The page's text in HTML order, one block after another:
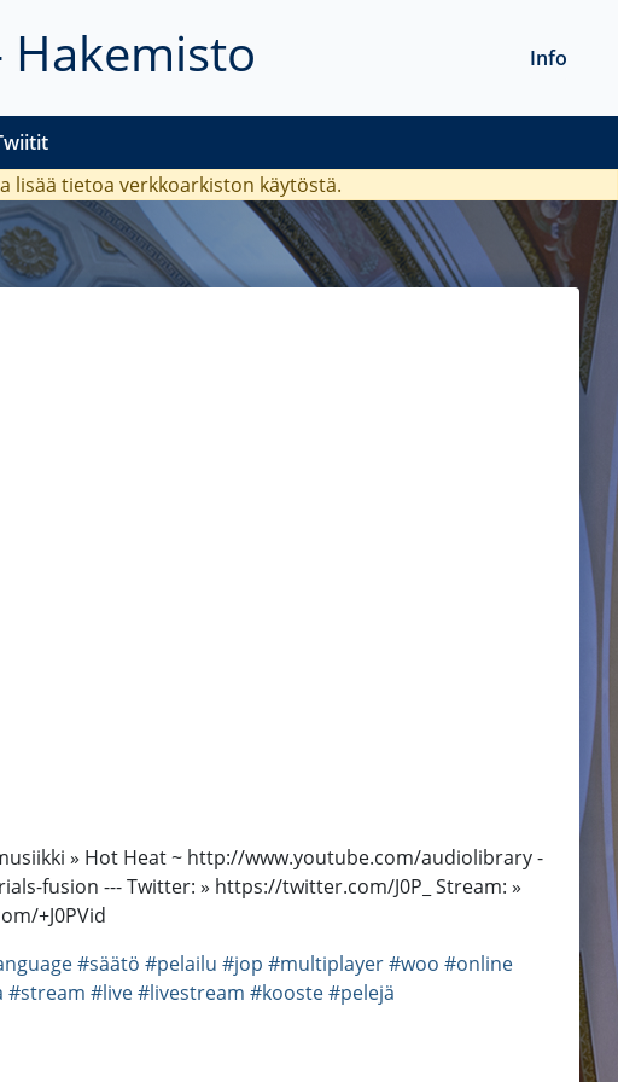
Info
lisää tietoa verkkoarkiston käytöstä.
» Hot Heat ~ http://www.youtube.com/audiolibrary -
fusion --- Twitter: » https://twitter.com/J0P_ Stream: »
+J0PVid
#säätö #pelailu #jop #multiplayer#woo #online
#stream #live#livestream #kooste#pelejä